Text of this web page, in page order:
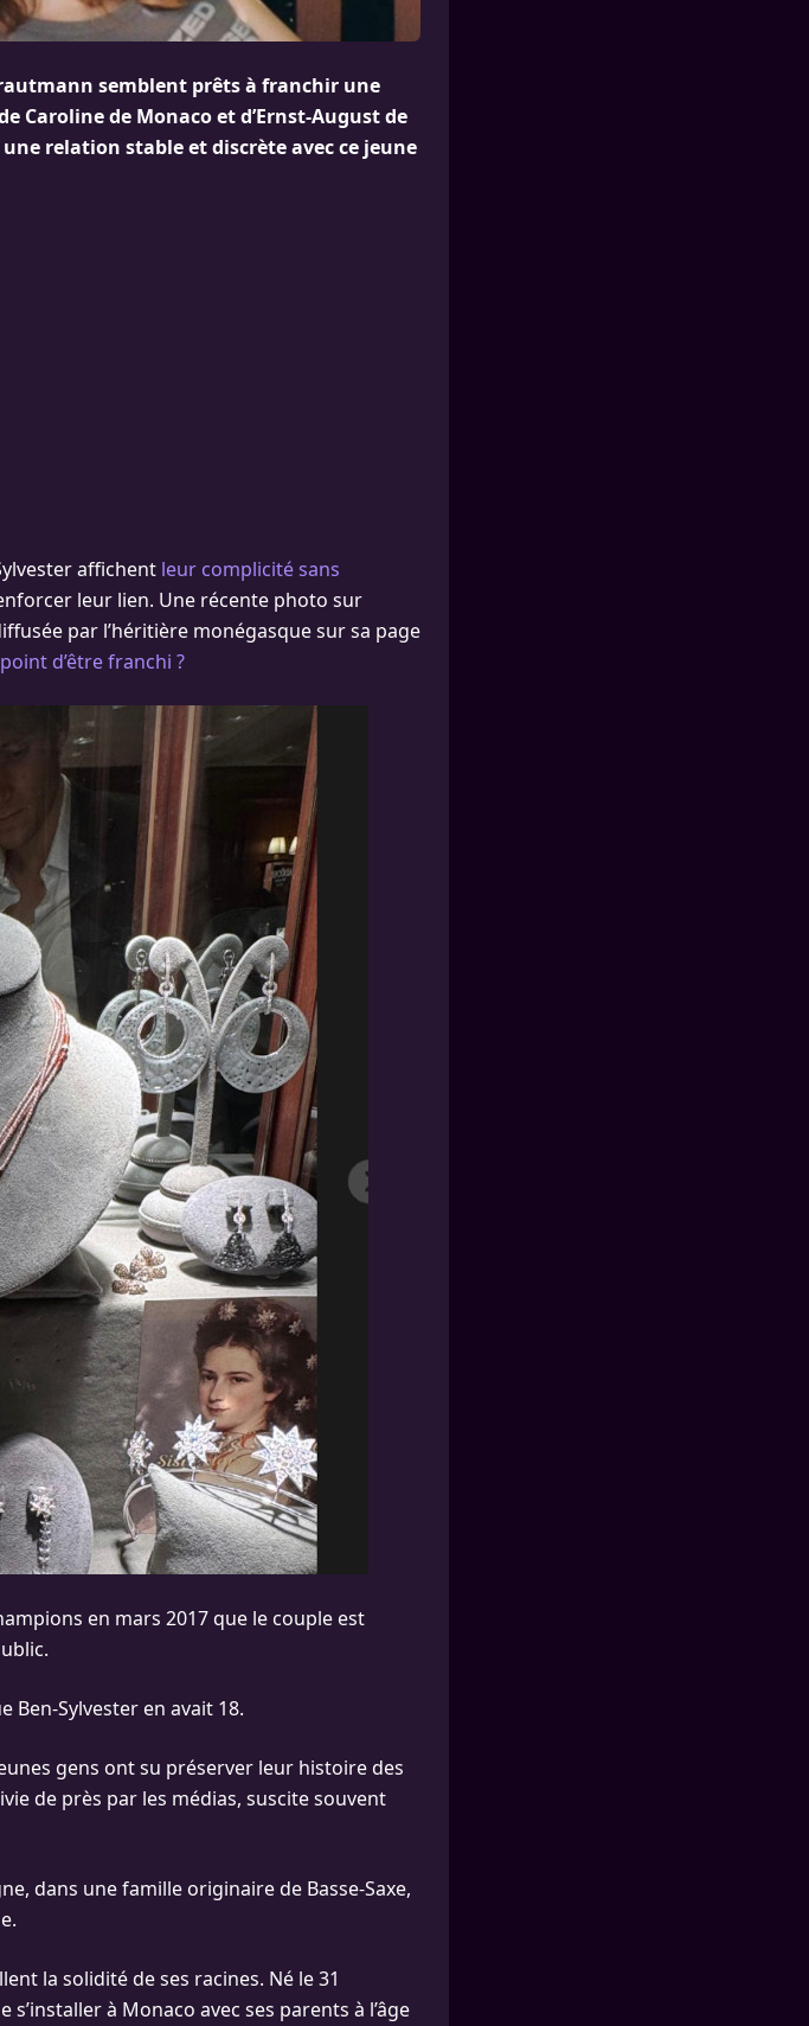
semblent prêts à franchir une
Caroline de Monaco et d’Ernst-August de
relation stable et discrète avec ce jeune
affichent leur complicité sans
leur lien. Une récente photo sur
par l’héritière monégasque sur sa page
d’être franchi ?
en mars 2017 que le couple est
Ben-Sylvester en avait 18.
gens ont su préserver leur histoire des
de près par les médias, suscite souvent
dans une famille originaire de Basse-Saxe,
la solidité de ses racines. Né le 31
à Monaco avec ses parents à l’âge